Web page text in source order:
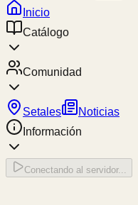
Inicio
Catálogo
Comunidad
Setales
Noticias
Información
Conectando al servidor...